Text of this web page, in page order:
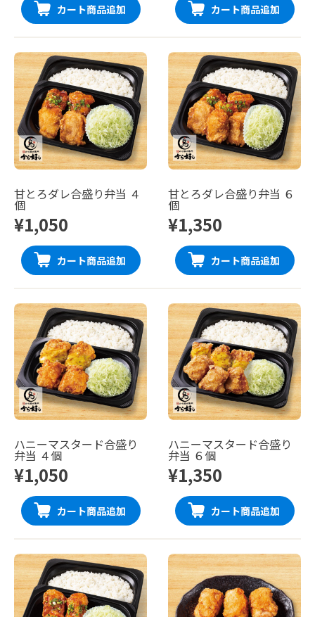
カート商品追加 カート商品追加
甘とろダレ合盛り弁当 ４
個
¥1,050
カート商品追加
甘とろダレ合盛り弁当 ６
個
¥1,350
カート商品追加
ハニーマスタード合盛り
弁当 ４個
¥1,050
カート商品追加
ハニーマスタード合盛り
弁当 ６個
¥1,350
カート商品追加